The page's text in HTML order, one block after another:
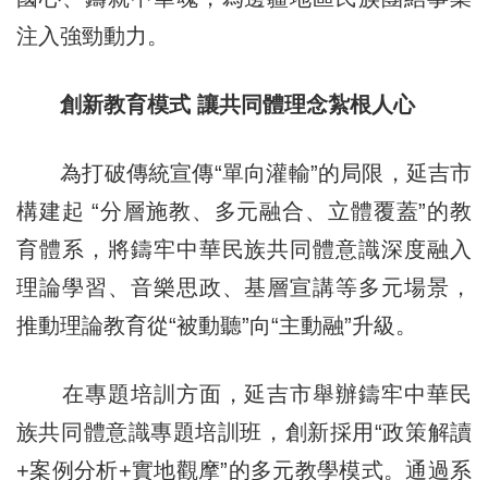
注入強勁動力。
創新教育模式 讓共同體理念紮根人心
為打破傳統宣傳“單向灌輸”的局限，延吉市
構建起 “分層施教、多元融合、立體覆蓋”的教
育體系，將鑄牢中華民族共同體意識深度融入
理論學習、音樂思政、基層宣講等多元場景，
推動理論教育從“被動聽”向“主動融”升級。
在專題培訓方面，延吉市舉辦鑄牢中華民
族共同體意識專題培訓班，創新採用“政策解讀
+案例分析+實地觀摩”的多元教學模式。通過系